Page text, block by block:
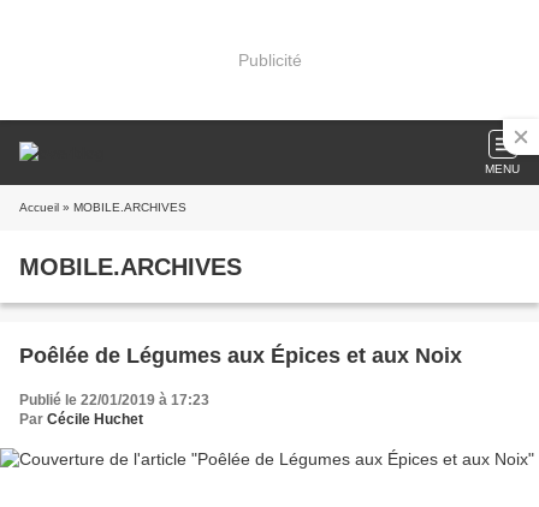
Publicité
MENU
Accueil » MOBILE.ARCHIVES
MOBILE.ARCHIVES
Poêlée de Légumes aux Épices et aux Noix
Publié le 22/01/2019 à 17:23
Par Cécile Huchet